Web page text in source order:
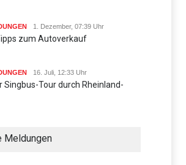
1. Dezember, 07:39 Uhr
zum Autoverkauf
16. Juli, 12:33 Uhr
Singbus-Tour durch Rheinland-
Meldungen